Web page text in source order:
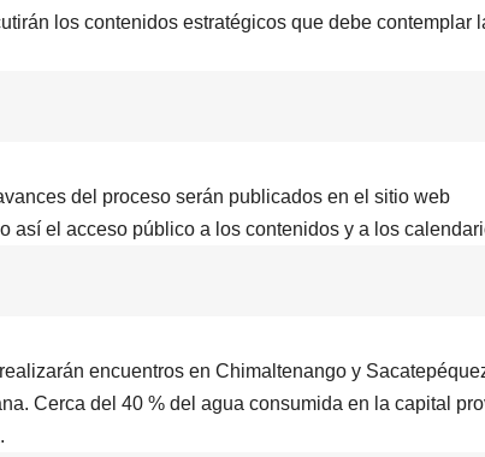
los contenidos estratégicos que debe contemplar
del proceso serán publicados en el sitio web
así el acceso público a los contenidos y a los
encuentros en Chimaltenango y
Cerca del 40 % del agua consumida en la capital